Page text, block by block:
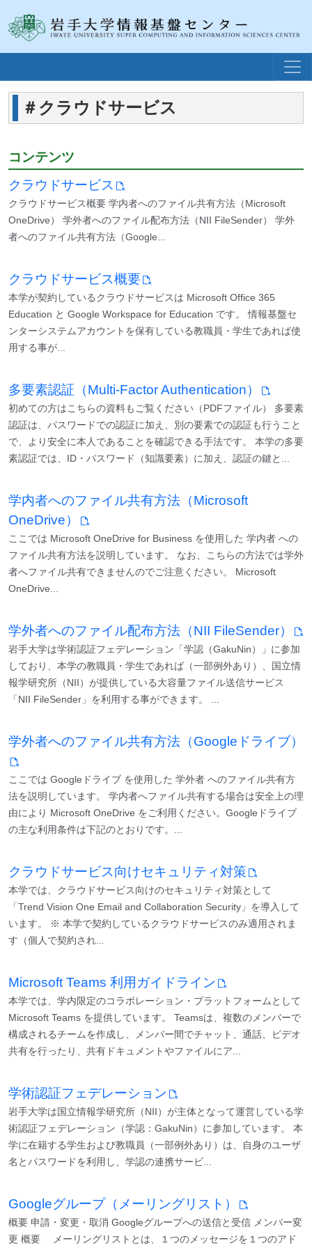
＃ クラウドサービス
コンテンツ
クラウドサービス
クラウドサービス概要 学内者へのファイル共有方法（Microsoft
OneDrive） 学外者へのファイル配布方法（NII FileSender） 学外
者へのファイル共有方法（Google...
クラウドサービス概要
本学が契約しているクラウドサービスは Microsoft Office 365
Education と Google Workspace for Education です。 情報基盤セ
ンターシステムアカウントを保有している教職員・学生であれば使
用する事が...
多要素認証（Multi-Factor Authentication）
初めての方はこちらの資料もご覧ください（PDFファイル） 多要素
認証は、パスワードでの認証に加え、別の要素での認証も行うこと
で、より安全に本人であることを確認できる手法です。 本学の多要
素認証では、ID・パスワード（知識要素）に加え、認証の鍵と...
学内者へのファイル共有方法（Microsoft
OneDrive）
ここでは Microsoft OneDrive for Business を使用した 学内者 への
ファイル共有方法を説明しています。 なお、こちらの方法では学外
者へファイル共有できませんのでご注意ください。 Microsoft
OneDrive...
学外者へのファイル配布方法（NII FileSender）
岩手大学は学術認証フェデレーション「学認（GakuNin）」に参加
しており、本学の教職員・学生であれば（一部例外あり）、国立情
報学研究所（NII）が提供している大容量ファイル送信サービス
「NII FileSender」を利用する事ができます。 ...
学外者へのファイル共有方法（Googleドライブ）
ここでは Googleドライブ を使用した 学外者 へのファイル共有方
法を説明しています。 学内者へファイル共有する場合は安全上の理
由により Microsoft OneDrive をご利用ください。Googleドライブ
の主な利用条件は下記のとおりです。...
クラウドサービス向けセキュリティ対策
本学では、クラウドサービス向けのセキュリティ対策として
「Trend Vision One Email and Collaboration Security」を導入して
います。 ※ 本学で契約しているクラウドサービスのみ適用されま
す（個人で契約され...
Microsoft Teams 利用ガイドライン
本学では、学内限定のコラボレーション・プラットフォームとして
Microsoft Teams を提供しています。 Teamsは、複数のメンバーで
構成されるチームを作成し、メンバー間でチャット、通話、ビデオ
共有を行ったり、共有ドキュメントやファイルにア...
学術認証フェデレーション
岩手大学は国立情報学研究所（NII）が主体となって運営している学
術認証フェデレーション（学認：GakuNin）に参加しています。 本
学に在籍する学生および教職員（一部例外あり）は、自身のユーザ
名とパスワードを利用し、学認の連携サービ...
Googleグループ（メーリングリスト）
概要 申請・変更・取消 Googleグループへの送信と受信 メンバー変
更 概要 メーリングリストとは、１つのメッセージを１つのアド